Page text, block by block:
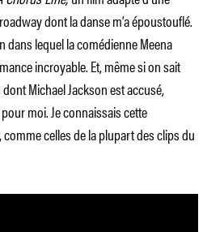
dont la danse m’a époustouflé.
dans lequel la comédienne Meena
incroyable. Et, même si on sait
Michael Jackson est accusé,
moi. Je connaissais cette
celles de la plupart des clips du